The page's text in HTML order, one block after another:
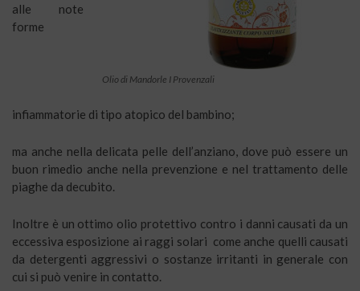
Olio di Mandorle I Provenzali
alle note
forme
infiammatorie di tipo atopico del bambino;
ma anche nella delicata pelle dell’anziano, dove può essere un
buon rimedio anche nella prevenzione e nel trattamento delle
piaghe da decubito.
Inoltre è un ottimo olio protettivo contro i danni causati da un
eccessiva esposizione ai raggi solari come anche quelli causati
da detergenti aggressivi o sostanze irritanti in generale con
cui si può venire in contatto.